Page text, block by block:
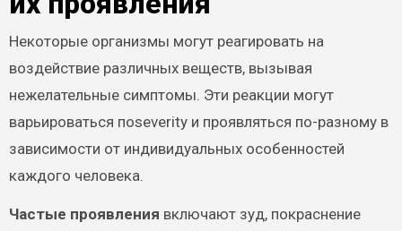
Некоторые организмы могут реагировать на
воздействие различных веществ, вызывая
нежелательные симптомы. Эти реакции могут
варьироваться поseverity и проявляться по-разному в
зависимости от индивидуальных особенностей
каждого человека.
Частые проявления включают зуд, покраснение